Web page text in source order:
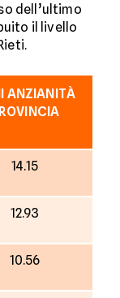
dell’ultimo
il livello
ANZIANITÀ
14.15
12.93
10.56